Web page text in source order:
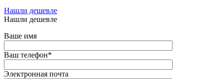
Нашли дешевле
Нашли дешевле
Ваше имя
Ваш телефон*
Электронная почта